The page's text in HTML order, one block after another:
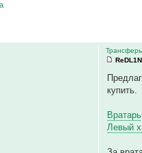
купить.
Вратарь
Левый